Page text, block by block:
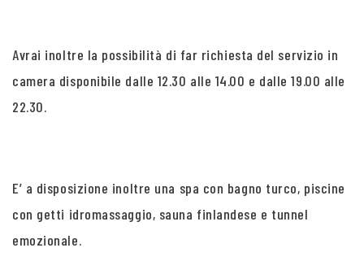
Avrai inoltre la possibilità di far richiesta del servizio in
camera disponibile dalle 12.30 alle 14.00 e dalle 19.00 alle
22.30.
E’ a disposizione inoltre una spa con bagno turco, piscine
con getti idromassaggio, sauna finlandese e tunnel
emozionale.